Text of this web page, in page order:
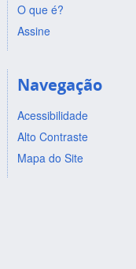
O que é?
Assine
Navegação
Acessibilidade
Alto Contraste
Mapa do Site